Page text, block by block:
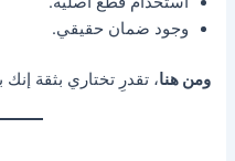
وجود ضمان حقيقي.
ومن هنا، تقدرِ تختاري بثقة